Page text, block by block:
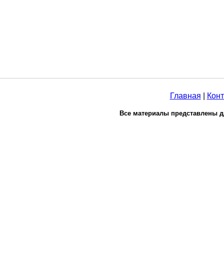
Главная
Все материалы представлены